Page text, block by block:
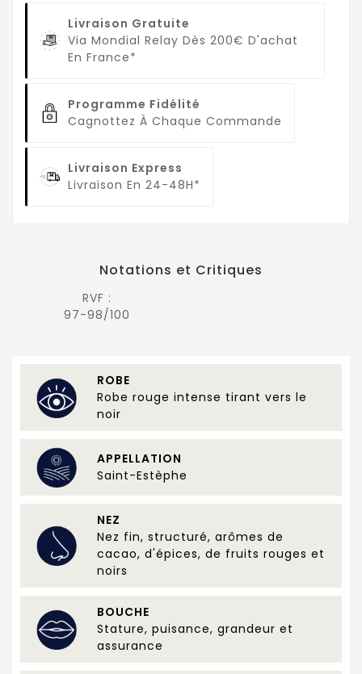
Livraison Gratuite
Via Mondial Relay Dès 200€ D'achat
En France*
Programme Fidélité
Cagnottez À Chaque Commande
Livraison Express
Livraison En 24-48H*
Notations et Critiques
RVF :
97-98/100
ROBE
Robe rouge intense tirant vers le
noir
APPELLATION
Saint-Estèphe
NEZ
Nez fin, structuré, arômes de
cacao, d'épices, de fruits rouges et
noirs
BOUCHE
Stature, puisance, grandeur et
assurance